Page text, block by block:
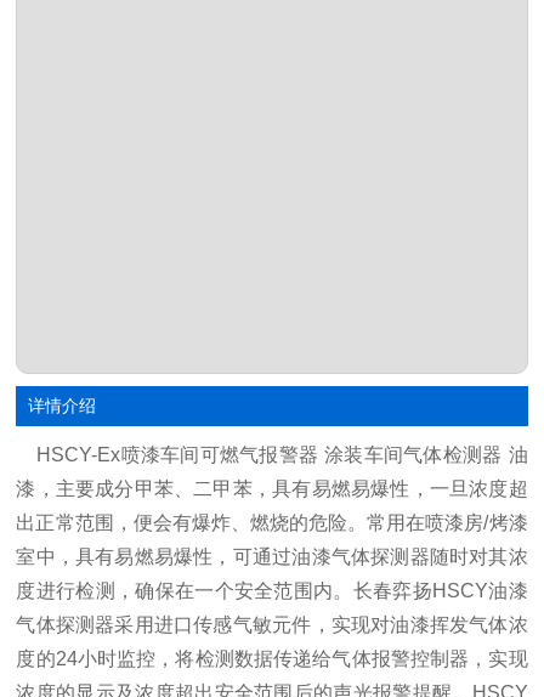
<< >>
详情介绍
HSCY-Ex喷漆车间可燃气报警器 涂装车间气体检测器 油
漆，主要成分甲苯、二甲苯，具有易燃易爆性，一旦浓度超
出正常范围，便会有爆炸、燃烧的危险。常用在喷漆房/烤漆
室中，具有易燃易爆性，可通过油漆气体探测器随时对其浓
度进行检测，确保在一个安全范围内。长春弈扬HSCY油漆
气体探测器采用进口传感气敏元件，实现对油漆挥发气体浓
度的24小时监控，将检测数据传递给气体报警控制器，实现